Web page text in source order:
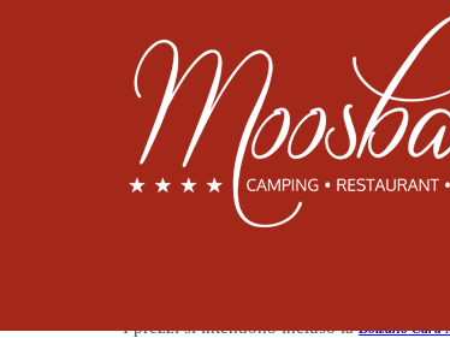
home
Fatevi un idea delle nostre piazzole.
Le
I Servizi
Prezzi 2026
I prezzi indicati si intedono esclusa la
I prezzi si intendono incluso laBolzano Card